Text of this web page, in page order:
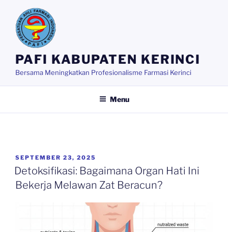
content
PAFI KABUPATEN KERINCI
Bersama Meningkatkan Profesionalisme Farmasi Kerinci
Menu
POSTED
ON
SEPTEMBER 23, 2025
Detoksifikasi: Bagaimana Organ Hati Ini
Bekerja Melawan Zat Beracun?